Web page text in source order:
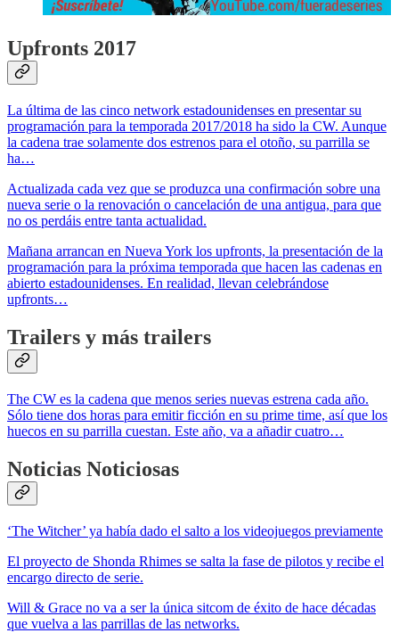
Upfronts 2017
La última de las cinco network estadounidenses en presentar su
programación para la temporada 2017/2018 ha sido la CW. Aunque
la cadena trae solamente dos estrenos para el otoño, su parrilla se
ha…
Actualizada cada vez que se produzca una confirmación sobre una
nueva serie o la renovación o cancelación de una antigua, para que
no os perdáis entre tanta actualidad.
Mañana arrancan en Nueva York los upfronts, la presentación de la
programación para la próxima temporada que hacen las cadenas en
abierto estadounidenses. En realidad, llevan celebrándose
upfronts…
Trailers y más trailers
The CW es la cadena que menos series nuevas estrena cada año.
Sólo tiene dos horas para emitir ficción en su prime time, así que los
huecos en su parrilla cuestan. Este año, va a añadir cuatro…
Noticias Noticiosas
‘The Witcher’ ya había dado el salto a los videojuegos previamente
El proyecto de Shonda Rhimes se salta la fase de pilotos y recibe el
encargo directo de serie.
Will & Grace no va a ser la única sitcom de éxito de hace décadas
que vuelva a las parrillas de las networks.